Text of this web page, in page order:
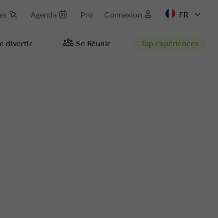
Agenda Pro Connexion
divertir Se Réunir Top expériences